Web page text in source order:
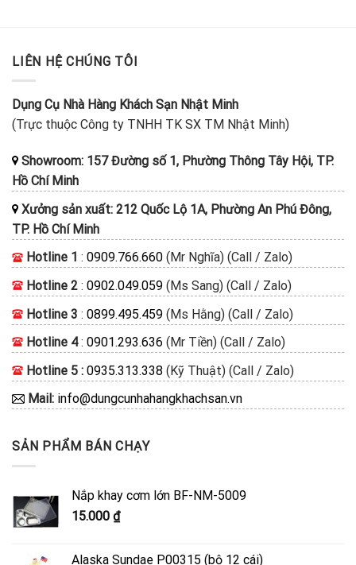
LIÊN HỆ CHÚNG TÔI
Dụng Cụ Nhà Hàng Khách Sạn Nhật Minh
(Trực thuộc Công ty TNHH TK SX TM Nhật Minh)
Showroom: 157 Đường số 1, Phường Thông Tây Hội, TP.
Hồ Chí Minh
Xưởng sản xuất: 212 Quốc Lộ 1A, Phường An Phú Đông,
TP. Hồ Chí Minh
Hotline 1 : 0909.766.660 (Mr Nghĩa) (Call / Zalo)
Hotline 2 : 0902.049.059 (Ms Sang) (Call / Zalo)
Hotline 3 : 0899.495.459 (Ms Hằng) (Call / Zalo)
Hotline 4: 0901.293.636 (Mr Tiền) (Call / Zalo)
Hotline 5 : 0935.313.338 (Kỹ Thuật) (Call / Zalo)
Mail: info@dungcunhahangkhachsan.vn
SẢN PHẨM BÁN CHẠY
Nắp khay cơm lớn BF-NM-5009
15.000 ₫
Alaska Sundae P00315 (bộ 12 cái)